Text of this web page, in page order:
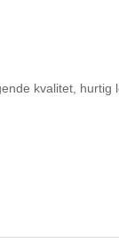
kvalitet, hurtig